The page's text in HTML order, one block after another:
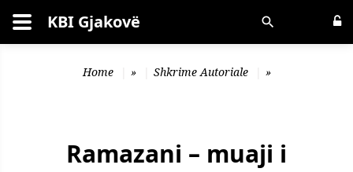
Kërko KBI Gjakovë
Home » Shkrime Autoriale »
Ramazani – muaji i